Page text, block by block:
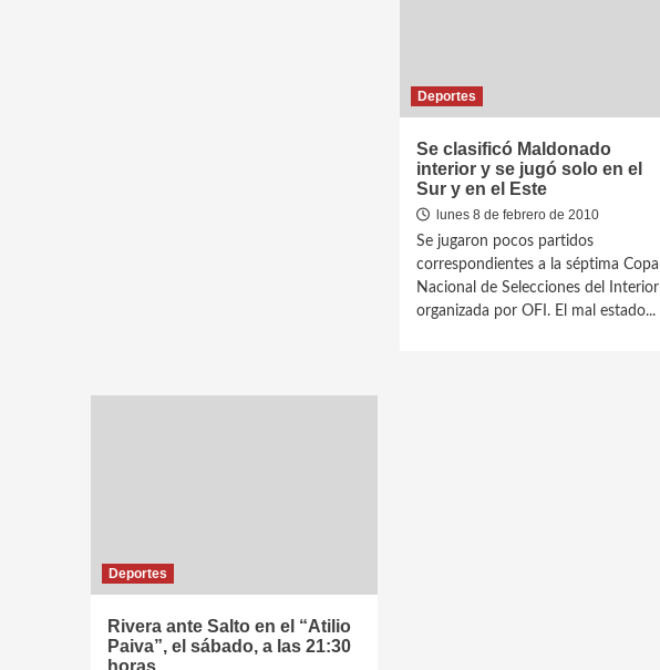
Deportes
Se clasificó Maldonado
interior y se jugó solo en el
Sur y en el Este
lunes 8 de febrero de 2010
Se jugaron pocos partidos
correspondientes a la séptima Copa
Nacional de Selecciones del Interior
organizada por OFI. El mal estado...
Deportes
Rivera ante Salto en el “Atilio
Paiva”, el sábado, a las 21:30
horas